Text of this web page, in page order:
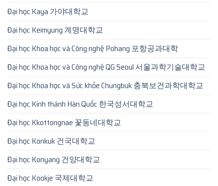
Đại học Kaya 가야대학교
Đại học Keimyung 계명대학교
Đại học Khoa học và Công nghệ Pohang 포항공과대학
Đại học Khoa học và Công nghệ QG Seoul 서울과학기술대학교
Đại học Khoa học và Sức khỏe Chungbuk 충북보건과학대학교
Đại học Kinh thánh Hàn Quốc 한국성서대학교
Đại học Kkottongnae 꽃동네대학교
Đại học Konkuk 건국대학교
Đại học Konyang 건양대학교
Đại học Kookje 국제대학교